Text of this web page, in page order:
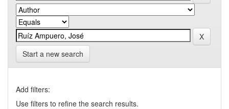
Start a new search
Add filters:
Use filters to refine the search results.